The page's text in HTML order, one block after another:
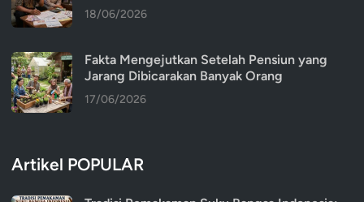
18/06/2026
Fakta Mengejutkan Setelah Pensiun yang
Jarang Dibicarakan Banyak Orang
17/06/2026
Artikel POPULAR